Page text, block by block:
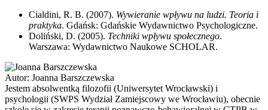
Cialdini, R. B. (2007). Wywieranie wpływu na ludzi. Teoria i
praktyka. Gdańsk: Gdańskie Wydawnictwo Psychologiczne.
Doliński, D. (2005). Techniki wpływu społecznego.
Warszawa: Wydawnictwo Naukowe SCHOLAR.
Autor: Joanna Barszczewska
Jestem absolwentką filozofii (Uniwersytet Wrocławski) i
psychologii (SWPS Wydział Zamiejscowy we Wrocławiu), obecnie